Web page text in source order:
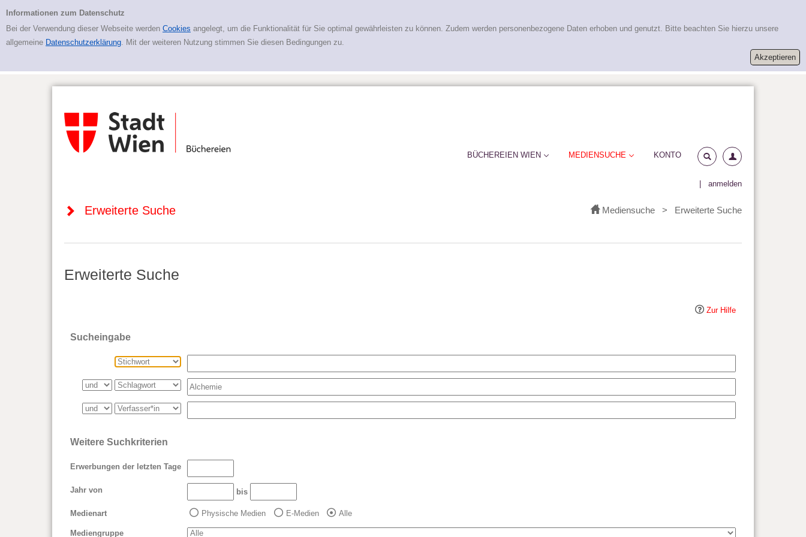
Erweiterte Suche
Informationen zum Datenschutz
Bei der Verwendung dieser Webseite werden Cookies angelegt, um die Funktionalität für Sie optimal gewährleisten zu können. Zudem werden personenbezogene Daten erhoben und genutzt. Bitte beachten Sie hierzu unsere
allgemeine Datenschutzerklärung. Mit der weiteren Nutzung stimmen Sie diesen Bedingungen zu.
anmelden
BÜCHEREIEN WIEN MEDIENSUCHE KONTO
Erweiterte Suche Mediensuche > Erweiterte Suche
Erweiterte Suche
Zur Hilfe
Sucheingabe
Weitere Suchkriterien
Erwerbungen der letzten Tage
Jahr von bis
Medienart Physische Medien E-Medien Alle
Mediengruppe